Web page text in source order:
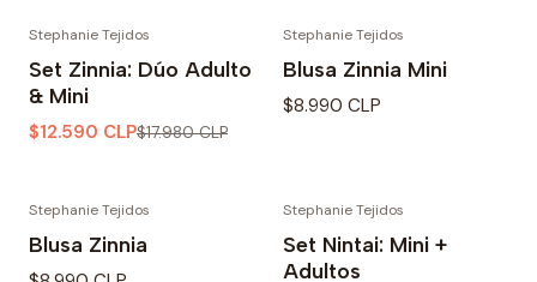
Stephanie Tejidos
Set Zinnia: Dúo Adulto
& Mini
$12.590 CLP$17.980 CLP
Stephanie Tejidos
Blusa Zinnia Mini
$8.990 CLP
Stephanie Tejidos
Blusa Zinnia
Stephanie Tejidos
Set Nintai: Mini +
Adultos